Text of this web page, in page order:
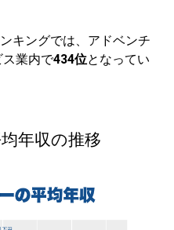
キングでは、アドベンチ
業内で434位となってい
年収の推移